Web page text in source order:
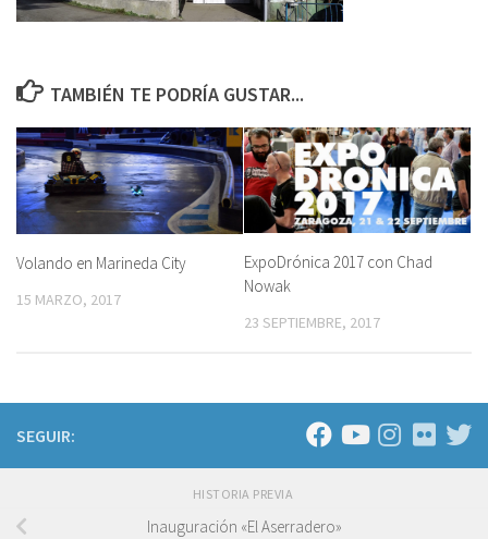
TAMBIÉN TE PODRÍA GUSTAR...
Volando en Marineda City
15 MARZO, 2017
ExpoDrónica 2017 con Chad
Nowak
23 SEPTIEMBRE, 2017
SEGUIR:
HISTORIA PREVIA
Inauguración «El Aserradero»